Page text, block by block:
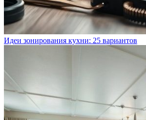
Идеи зонирования кухни: 25 вариантов